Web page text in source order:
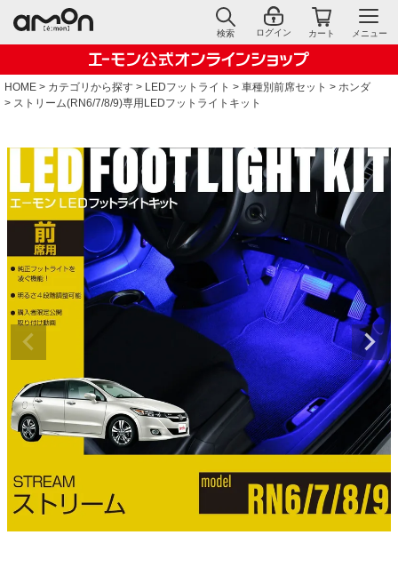
検索 ログイン カート メニュー
HOME カテゴリから探す LEDフットライト 車種別前席セット
ホンダ
ストリーム(RN6/7/8/9)専用LEDフットライトキット